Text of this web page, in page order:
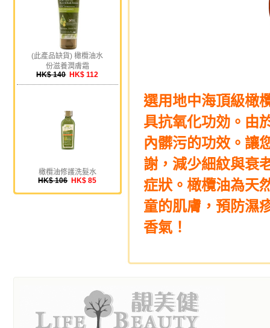
(此產品缺貨) 橄欖油水
份滋養潤膚霜
HK$ 140 HK$ 112
橄欖油修護洗髮水
HK$ 106 HK$ 85
選用地中海頂級橄
具抗氧化功効。由
內髒污的功效。讓
謝，減少細紋與衰
症狀。橄欖油為天
童的肌膚，預防濕
香氣！